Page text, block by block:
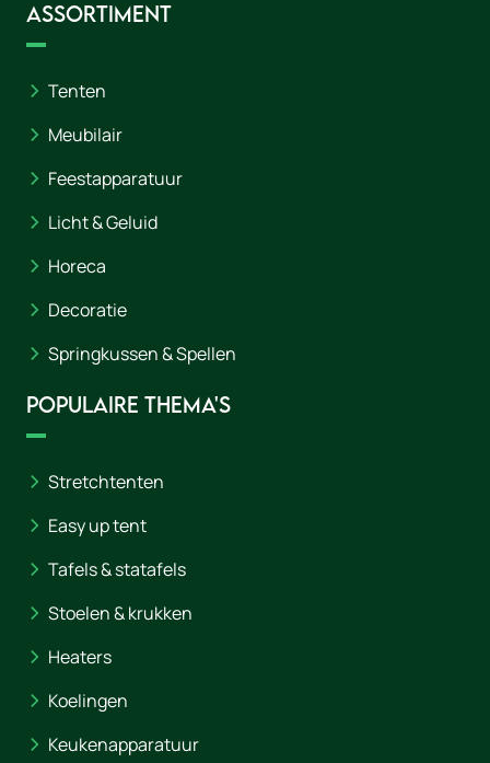
Assortiment
Tenten
Meubilair
Feestapparatuur
Licht & Geluid
Horeca
Decoratie
Springkussen & Spellen
Populaire thema's
Stretchtenten
Easy up tent
Tafels & statafels
Stoelen & krukken
Heaters
Koelingen
Keukenapparatuur